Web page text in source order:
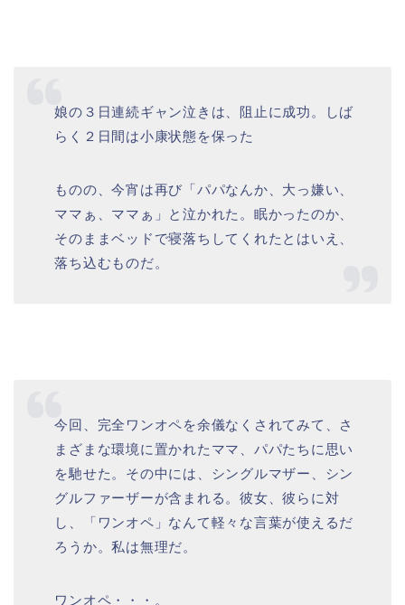
娘の３日連続ギャン泣きは、阻止に成功。しば
らく２日間は小康状態を保った
ものの、今宵は再び「パパなんか、大っ嫌い、
ママぁ、ママぁ」と泣かれた。眠かったのか、
そのままベッドで寝落ちしてくれたとはいえ、
落ち込むものだ。
今回、完全ワンオペを余儀なくされてみて、さ
まざまな環境に置かれたママ、パパたちに思い
を馳せた。その中には、シングルマザー、シン
グルファーザーが含まれる。彼女、彼らに対
し、「ワンオペ」なんて軽々な言葉が使えるだ
ろうか。私は無理だ。
ワンオペ・・・。